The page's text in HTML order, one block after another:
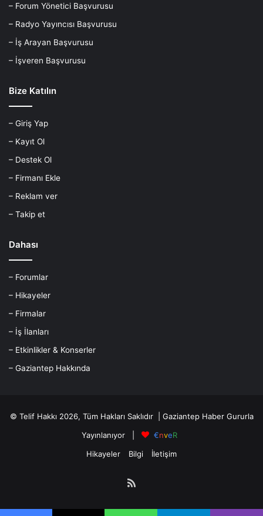
– Forum Yönetici Başvurusu
– Radyo Yayıncısı Başvurusu
– İş Arayan Başvurusu
– İşveren Başvurusu
Bize Katılın
– Giriş Yap
– Kayıt Ol
– Destek Ol
– Firmanı Ekle
– Reklam ver
– Takip et
Dahası
– Forumlar
– Hikayeler
– Firmalar
– İş İlanları
– Etkinlikler & Konserler
– Gaziantep Hakkında
© Telif Hakkı 2026, Tüm Hakları Saklıdır | Gaziantep HaberGururla
Yayınlanıyor |
€nveR
Hikayeler
Bilgi İletişim